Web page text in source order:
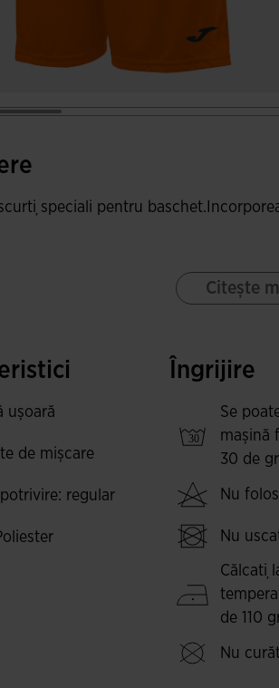
speciali pentru
Citește
ușoară
de mișcare
potrivire: regular
Îngrijire
Se
mașină
30 de
Nu
Nu
Călcați
de 110
Nu